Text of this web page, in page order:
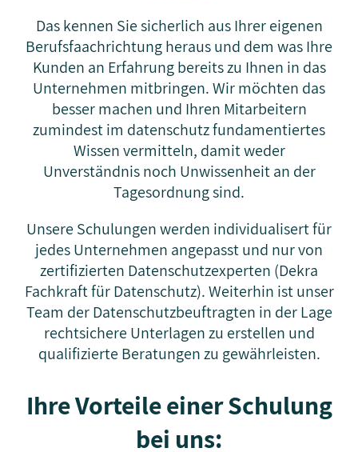
Das kennen Sie sicherlich aus Ihrer eigenen
Berufsfaachrichtung heraus und dem was Ihre
Kunden an Erfahrung bereits zu Ihnen in das
Unternehmen mitbringen. Wir möchten das
besser machen und Ihren Mitarbeitern
zumindest im datenschutz fundamentiertes
Wissen vermitteln, damit weder
Unverständnis noch Unwissenheit an der
Tagesordnung sind.
Unsere Schulungen werden individualisert für
jedes Unternehmen angepasst und nur von
zertifizierten Datenschutzexperten (Dekra
Fachkraft für Datenschutz). Weiterhin ist unser
Team der Datenschutzbeuftragten in der Lage
rechtsichere Unterlagen zu erstellen und
qualifizierte Beratungen zu gewährleisten.
Ihre Vorteile einer Schulung
bei uns: